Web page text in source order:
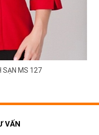
SẠN MS 127
VẤN